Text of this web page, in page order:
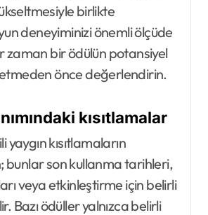
birlikte
deneyiminizi önemli ölçüde
zaman bir ödülün potansiyel
önce değerlendirin.
kısıtlamalar
yaygın kısıtlamaların
bunlar son kullanma tarihleri,
veya etkinleştirme için belirli
Bazı ödüller yalnızca belirli